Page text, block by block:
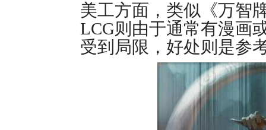
美工方面，类似《万智
LCG则由于通常有漫画
受到局限，好处则是参